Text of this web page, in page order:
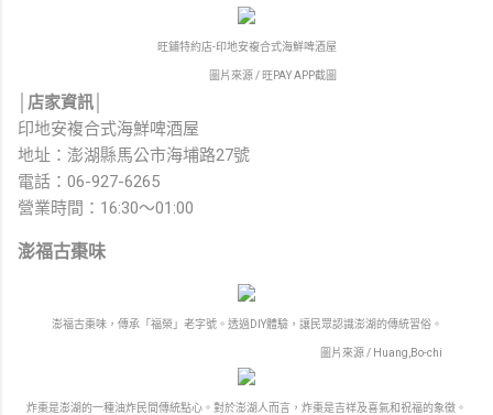
旺鋪特約店-印地安複合式海鮮啤酒屋
圖片來源 / 旺PAY APP截圖
│店家資訊│
印地安複合式海鮮啤酒屋
地址：澎湖縣馬公市海埔路27號
電話：06-927-6265
營業時間：16:30～01:00
澎福古棗味
澎福古棗味，傳承「福榮」老字號。透過DIY體驗，讓民眾認識澎湖的傳統習俗。
圖片來源 / Huang,Bo-chi
炸棗是澎湖的一種油炸民間傳統點心。對於澎湖人而言，炸棗是吉祥及喜氣和祝福的象徵。